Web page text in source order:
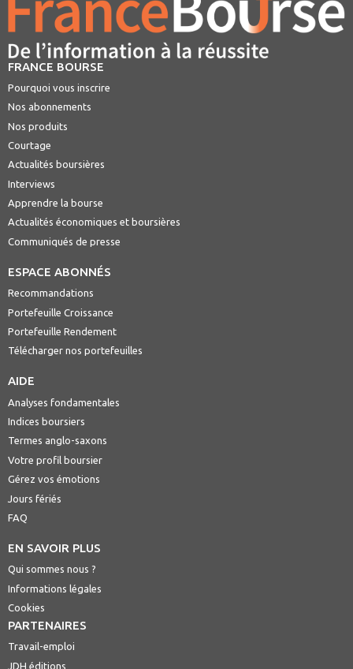
FRANCE BOURSE
Pourquoi vous inscrire
Nos abonnements
Nos produits
Courtage
Actualités boursières
Interviews
Apprendre la bourse
Actualités économiques et boursières
Communiqués de presse
ESPACE ABONNÉS
Recommandations
Portefeuille Croissance
Portefeuille Rendement
Télécharger nos portefeuilles
AIDE
Analyses fondamentales
Indices boursiers
Termes anglo-saxons
Votre profil boursier
Gérez vos émotions
Jours fériés
FAQ
EN SAVOIR PLUS
Qui sommes nous ?
Informations légales
Cookies
PARTENAIRES
Travail-emploi
JDH éditions